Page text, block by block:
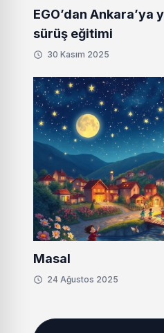
EGO’dan Ankara’ya
sürüş eğitimi
30 Kasım 2025
Masal
24 Ağustos 2025